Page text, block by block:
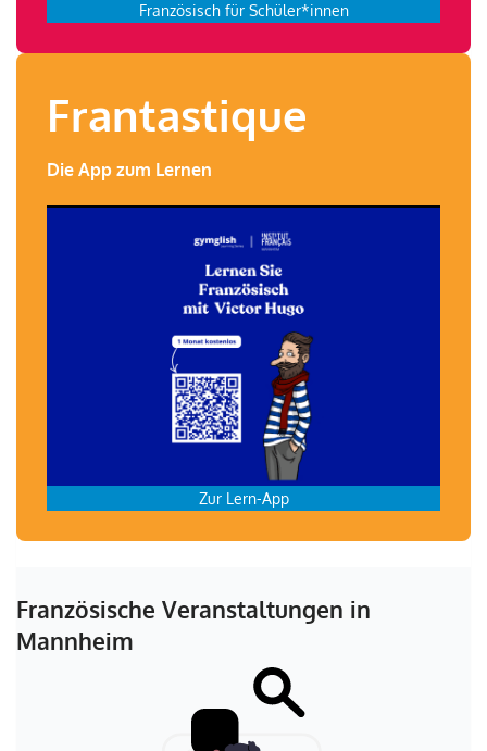
Französisch für Schüler*innen
Frantastique
Die App zum Lernen
Zur Lern-App
Französische Veranstaltungen in
Mannheim